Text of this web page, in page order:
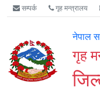
Accessibility
Mode
गर्नुहोस्
मुख्य
सामाग्री
मुख्य
नेभिगेसन
वेबसाइट
खोजमा
सम्पर्क गृह मन्त्रालय
नेपाल
गृह